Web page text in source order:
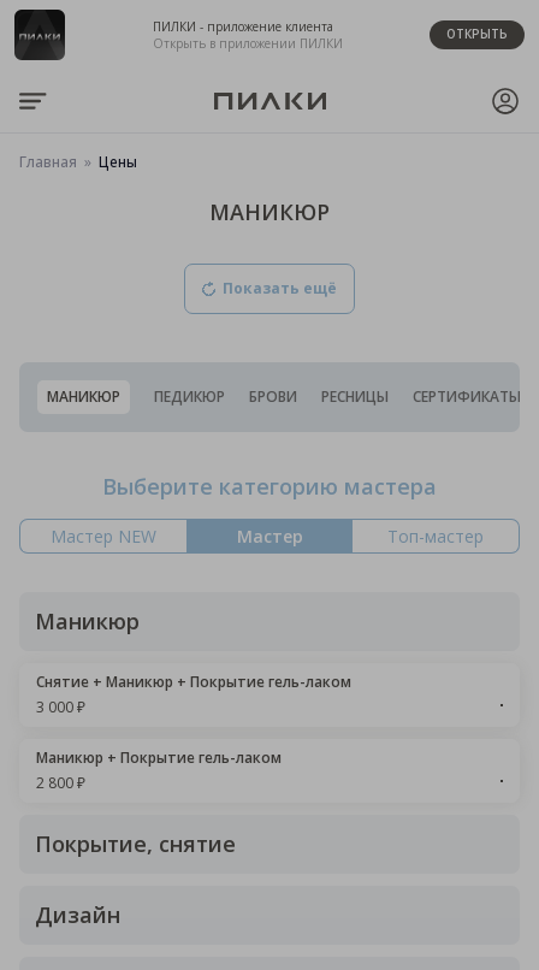
ПИЛКИ - приложение клиента
Открыть в приложении ПИЛКИ
ОТКРЫТЬ
Главная Цены
МАНИКЮР
Показать ещё
МАНИКЮР ПЕДИКЮР БРОВИ РЕСНИЦЫ СЕРТИФИКАТЫ
Выберите категорию мастера
Мастер NEW Мастер Топ-мастер
Маникюр
Снятие + Маникюр + Покрытие гель-лаком
3 000 ₽
Маникюр + Покрытие гель-лаком
2 800 ₽
Покрытие, снятие
Дизайн